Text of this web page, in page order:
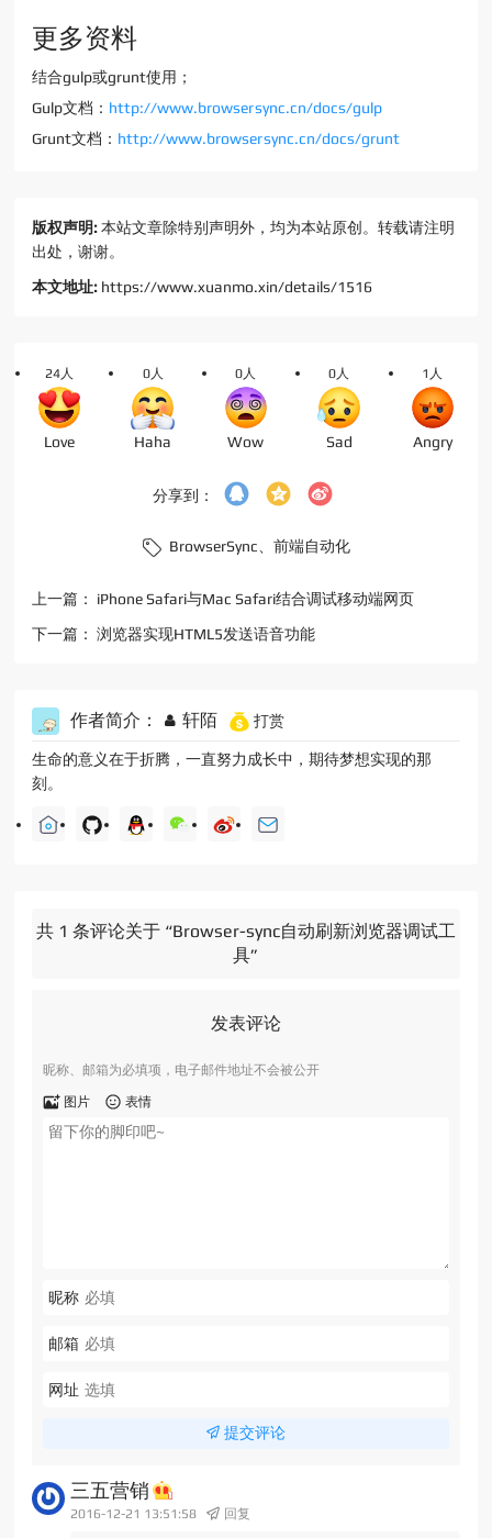
更多资料
结合gulp或grunt使用；
Gulp文档： http://www.browsersync.cn/docs/gulp
Grunt文档： http://www.browsersync.cn/docs/grunt
版权声明:本站文章除特别声明外，均为本站原创。转载请注明
出处，谢谢。
本文地址: https://www.xuanmo.xin/details/1516
24人
Love
0人
Haha
0人
Wow
0人
Sad
1人
Angry
分享到：
BrowserSync、前端自动化
上一篇： iPhone Safari与Mac Safari结合调试移动端网页
下一篇：浏览器实现HTML5发送语音功能
作者简介： 轩陌 打赏
生命的意义在于折腾，一直努力成长中，期待梦想实现的那
刻。
共 1 条评论关于 “Browser-sync自动刷新浏览器调试工
具”
发表评论
昵称、邮箱为必填项，电子邮件地址不会被公开
图片 表情
昵称
邮箱
网址
提交评论
三五营销
2016-12-21 13:51:58 回复